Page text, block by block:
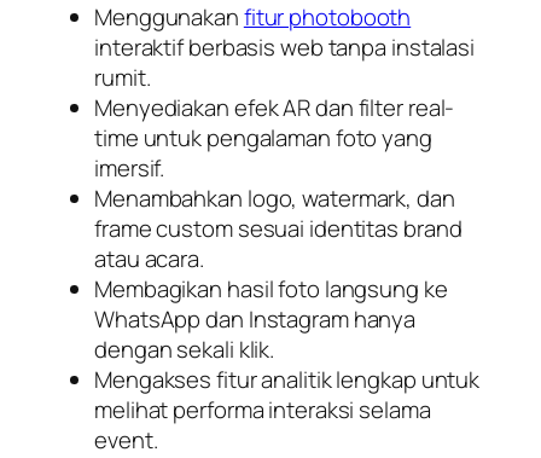
Menggunakanfitur photobooth
interaktif berbasis web tanpa instalasi
rumit.
Menyediakan efek AR dan filter real-
time untuk pengalaman foto yang
imersif.
Menambahkan logo, watermark, dan
frame custom sesuai identitas brand
atau acara.
Membagikan hasil foto langsung ke
WhatsApp dan Instagram hanya
dengan sekali klik.
Mengakses fitur analitik lengkap untuk
melihat performa interaksi selama
event.